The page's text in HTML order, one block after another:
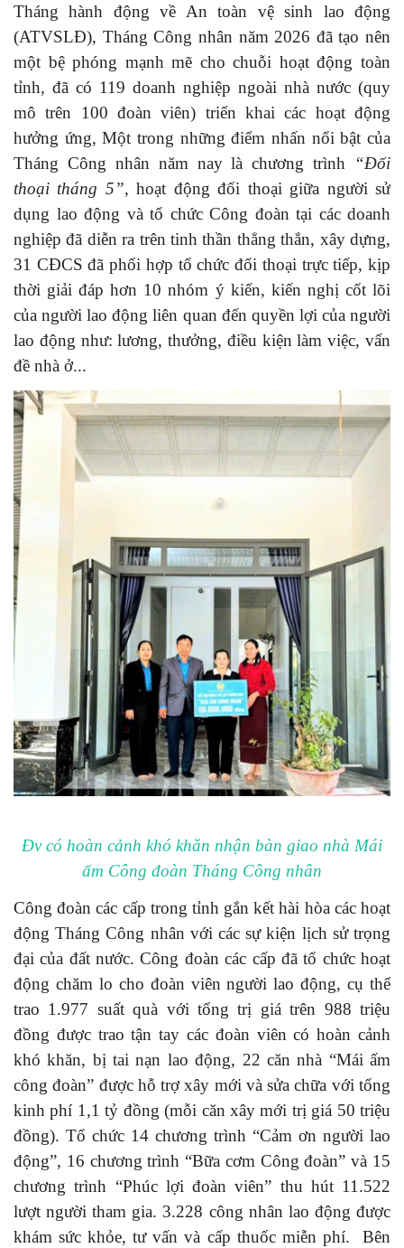
Tháng hành động về An toàn vệ sinh lao động
(ATVSLĐ), Tháng Công nhân năm 2026 đã tạo nên
một bệ phóng mạnh mẽ cho chuỗi hoạt động toàn
tỉnh, đã có 119 doanh nghiệp ngoài nhà nước (quy
mô trên 100 đoàn viên) triển khai các hoạt động
hưởng ứng, Một trong những điểm nhấn nổi bật của
Tháng Công nhân năm nay là chương trình “Đối
thoại tháng 5”, hoạt động đối thoại giữa người sử
dụng lao động và tổ chức Công đoàn tại các doanh
nghiệp đã diễn ra trên tinh thần thẳng thắn, xây dựng,
31 CĐCS đã phối hợp tổ chức đối thoại trực tiếp, kịp
thời giải đáp hơn 10 nhóm ý kiến, kiến nghị cốt lõi
của người lao động liên quan đến quyền lợi của người
lao động như: lương, thưởng, điều kiện làm việc, vấn
đề nhà ở...
Đv có hoàn cảnh khó khăn nhận bàn giao nhà Mái
ấm Công đoàn Tháng Công nhân
Công đoàn các cấp trong tỉnh gắn kết hài hòa các hoạt
động Tháng Công nhân với các sự kiện lịch sử trọng
đại của đất nước. Công đoàn các cấp đã tổ chức hoạt
động chăm lo cho đoàn viên người lao động, cụ thể
trao 1.977 suất quà với tổng trị giá trên 988 triệu
đồng được trao tận tay các đoàn viên có hoàn cảnh
khó khăn, bị tai nạn lao động, 22 căn nhà “Mái ấm
công đoàn” được hỗ trợ xây mới và sửa chữa với tổng
kinh phí 1,1 tỷ đồng (mỗi căn xây mới trị giá 50 triệu
đồng). Tổ chức 14 chương trình “Cảm ơn người lao
động”, 16 chương trình “Bữa cơm Công đoàn” và 15
chương trình “Phúc lợi đoàn viên” thu hút 11.522
lượt người tham gia. 3.228 công nhân lao động được
khám sức khỏe, tư vấn và cấp thuốc miễn phí. Bên